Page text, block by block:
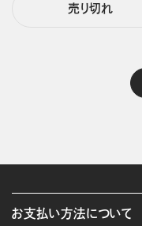
売り切れ
お支払い方法について